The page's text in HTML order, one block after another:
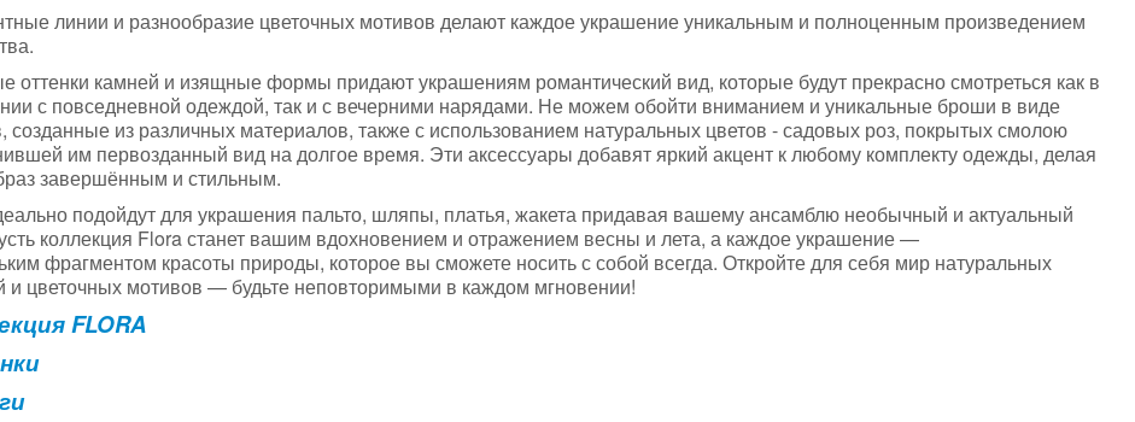
линии и разнообразие цветочных мотивов делают каждое украшение уникальным и полноценным произведением
оттенки камней и изящные формы придают украшениям романтический вид, которые будут прекрасно смотреться как в
с повседневной одеждой, так и с вечерними нарядами. Не можем обойти вниманием и уникальные броши в виде
созданные из различных материалов, также с использованием натуральных цветов - садовых роз, покрытых смолою
им первозданный вид на долгое время. Эти аксессуары добавят яркий акцент к любому комплекту одежды, делая
завершённым и стильным.
подойдут для украшения пальто, шляпы, платья, жакета придавая вашему ансамблю необычный и актуальный
коллекция Flora станет вашим вдохновением и отражением весны и лета, а каждое украшение —
фрагментом красоты природы, которое вы сможете носить с собой всегда. Откройте для себя мир натуральных
и цветочных мотивов — будьте неповторимыми в каждом мгновении!
FLORA